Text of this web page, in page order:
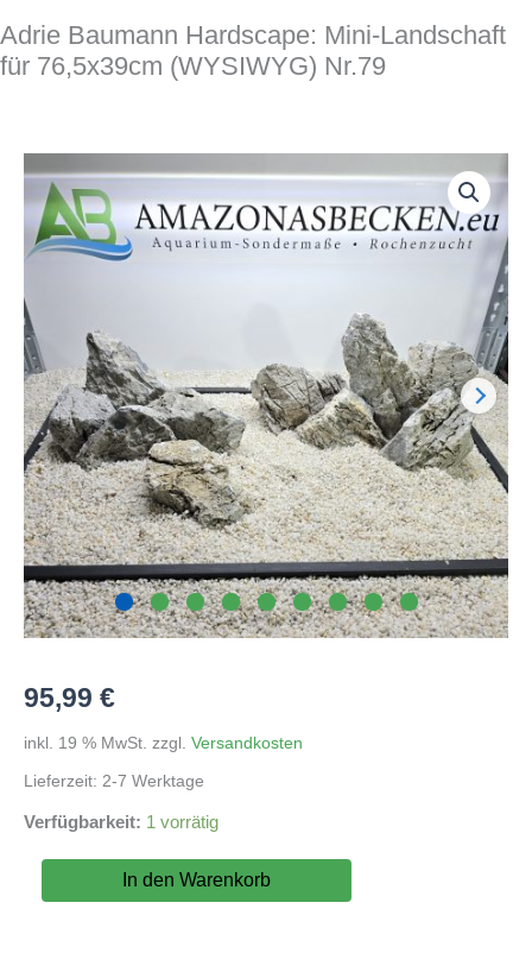
Adrie Baumann Hardscape: Mini-Landschaft
für 76,5x39cm (WYSIWYG) Nr.79
95,99 €
inkl. 19 % MwSt. zzgl. Versandkosten
Lieferzeit: 2-7 Werktage
Verfügbarkeit: 1 vorrätig
Baumann
In den Warenkorb